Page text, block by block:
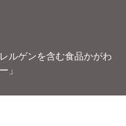
ルゲンを含む食品かがわ
」